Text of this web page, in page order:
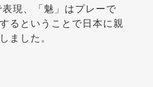
現、「魅」はプレーで
るということで日本に親
ました。